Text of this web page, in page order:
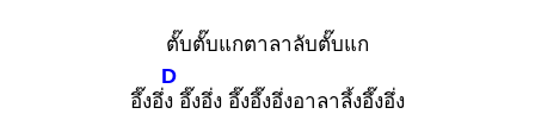
ตั๊บตั๊บแกตาลาลับตั๊บแก
อึ๊งอึ่
D
ง อึ๊งอึ่ง อึ๊งอึ๊งอึ่งอาลาลึ้งอึ๊งอึ่ง